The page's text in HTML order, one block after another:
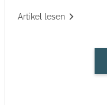
Artikel lesen